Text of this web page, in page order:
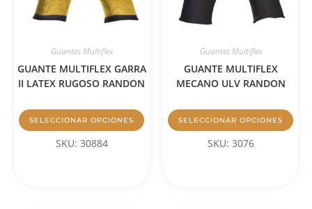
Guantes Multiflex
GUANTE MULTIFLEX GARRA
II LATEX RUGOSO RANDON
SELECCIONAR OPCIONES
SKU: 30884
Guantes Multiflex
GUANTE MULTIFLEX
MECANO ULV RANDON
SELECCIONAR OPCIONES
SKU: 3076